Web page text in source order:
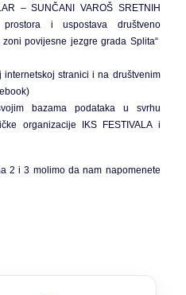
– SUNČANI VAROŠ SRETNIH
prostora i uspostava društveno
povijesne jezgre grada Splita“
stranici i na društvenim
bazama podataka u svrhu
organizacije IKS FESTIVALA i
2 i 3 molimo da nam napomenete